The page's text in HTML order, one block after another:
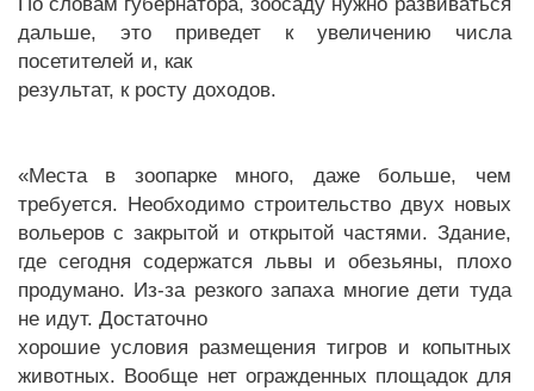
дальше, это приведет к увеличению числа
посетителей и, как
результат, к росту доходов.
«Места в зоопарке много, даже больше, чем
требуется. Необходимо строительство двух новых
вольеров с закрытой и открытой частями. Здание,
где сегодня содержатся львы и обезьяны, плохо
продумано. Из-за резкого запаха многие дети туда
не идут. Достаточно
хорошие условия размещения тигров и копытных
животных. Вообще нет огражденных площадок для